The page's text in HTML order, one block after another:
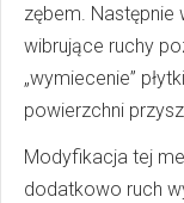
zębem. Następnie
wibrujące ruchy
„wymiecenie”
powierzchni
Modyfikacja tej
dodatkowo ruch